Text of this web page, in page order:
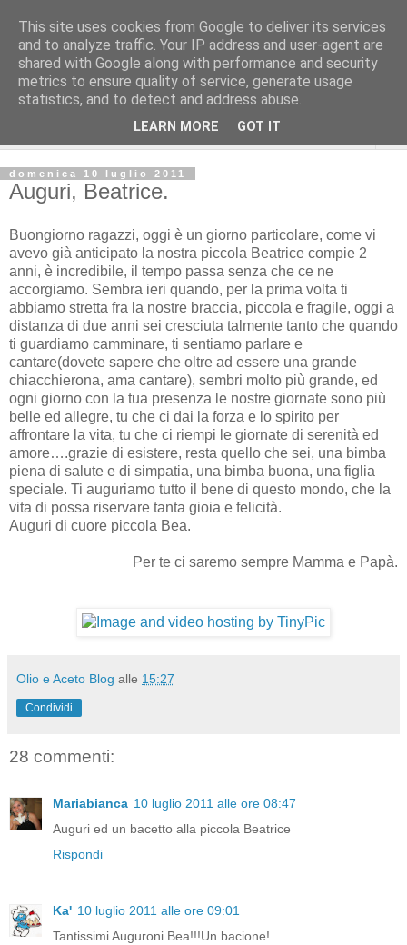
domenica 10 luglio 2011
Auguri, Beatrice.
Buongiorno ragazzi, oggi è un giorno particolare, come vi
avevo già anticipato la nostra piccola Beatrice compie 2
anni, è incredibile, il tempo passa senza che ce ne
accorgiamo. Sembra ieri quando, per la prima volta ti
abbiamo stretta fra la nostre braccia, piccola e fragile, oggi a
distanza di due anni sei cresciuta talmente tanto che quando
ti guardiamo camminare, ti sentiamo parlare e
cantare(dovete sapere che oltre ad essere una grande
chiacchierona, ama cantare), sembri molto più grande, ed
ogni giorno con la tua presenza le nostre giornate sono più
belle ed allegre, tu che ci dai la forza e lo spirito per
affrontare la vita, tu che ci riempi le giornate di serenità ed
amore….grazie di esistere, resta quello che sei, una bimba
piena di salute e di simpatia, una bimba buona, una figlia
speciale. Ti auguriamo tutto il bene di questo mondo, che la
vita di possa riservare tanta gioia e felicità.
Auguri di cuore piccola Bea.
Per te ci saremo sempre Mamma e Papà.
Olio e Aceto Blog alle 15:27
Condividi
28 commenti:
Mariabianca 10 luglio 2011 alle ore 08:47
Auguri ed un bacetto alla piccola Beatrice
Rispondi
Ka' 10 luglio 2011 alle ore 09:01
Tantissimi Auguroni Bea!!!Un bacione!
This site uses cookies from Google to deliver its services
and to analyze traffic. Your IP address and user-agent are
shared with Google along with performance and security
metrics to ensure quality of service, generate usage
statistics, and to detect and address abuse.
LEARN MORE GOT IT